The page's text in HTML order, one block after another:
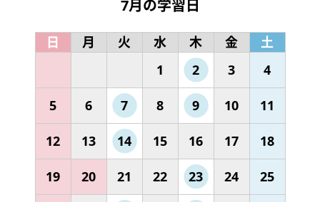
7月の学習日
日 月 火 水 木 金
土
1
2 3 4
5 6 7 8 9 10 11
12 13 14 15 16 17 18
19 20 21 22 23 24 25